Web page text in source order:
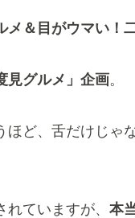
メ＆目がウマい！
見グルメ」企画。
ほど、舌だけじゃ
ていますが、 本